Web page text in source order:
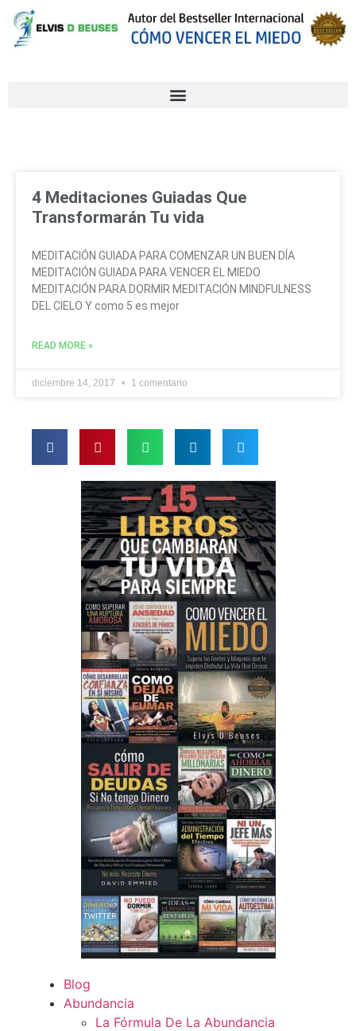
4 Meditaciones Guiadas Que
Transformarán Tu vida
MEDITACIÓN GUIADA PARA COMENZAR UN BUEN DÍA
MEDITACIÓN GUIADA PARA VENCER EL MIEDO
MEDITACIÓN PARA DORMIR MEDITACIÓN MINDFULNESS
DEL CIELO Y como 5 es mejor
READ MORE »
diciembre 14, 2017 1 comentario
Blog
Abundancia
La Fórmula De La Abundancia